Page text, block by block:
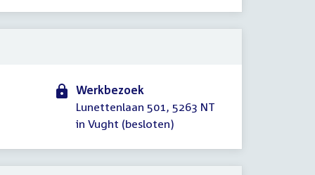
Werkbezoek
Lunettenlaan 501, 5263 NT
in Vught (besloten)